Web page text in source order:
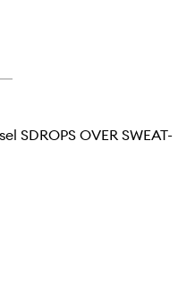
SDROPS OVER SWEAT-